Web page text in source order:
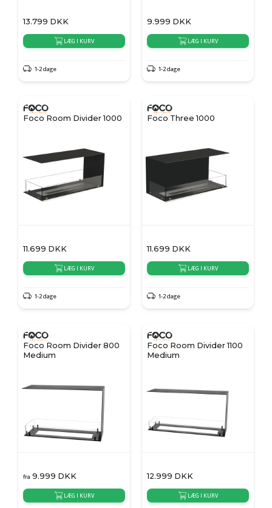
13.799 DKK
LÆG I KURV
1-2 dage
9.999 DKK
LÆG I KURV
1-2 dage
Foco Room Divider 1000
11.699 DKK
LÆG I KURV
1-2 dage
Foco Three 1000
11.699 DKK
LÆG I KURV
1-2 dage
Foco Room Divider 800
Medium
fra 9.999 DKK
LÆG I KURV
Foco Room Divider 1100
Medium
12.999 DKK
LÆG I KURV